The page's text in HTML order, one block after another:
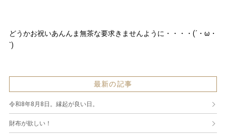
どうかお祝いあんんま無茶な要求きませんように・・・・(´・ω・
`)
最新の記事
令和8年8月8日。縁起が良い日。
財布が欲しい！